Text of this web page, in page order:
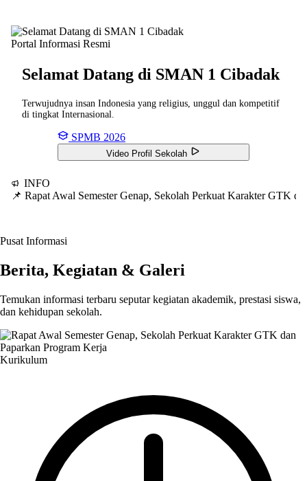
Portal Informasi Resmi
Selamat Datang di SMAN 1 Cibadak
Terwujudnya insan Indonesia yang religius, unggul dan kompetitif
di tingkat Internasional.
SPMB 2026
Video Profil Sekolah
INFO
📌 Rapat Awal Semester Genap, Sekolah Perkuat Karakter GTK
Pusat Informasi
Berita, Kegiatan & Galeri
Temukan informasi terbaru seputar kegiatan akademik, prestasi siswa,
dan kehidupan sekolah.
Kurikulum